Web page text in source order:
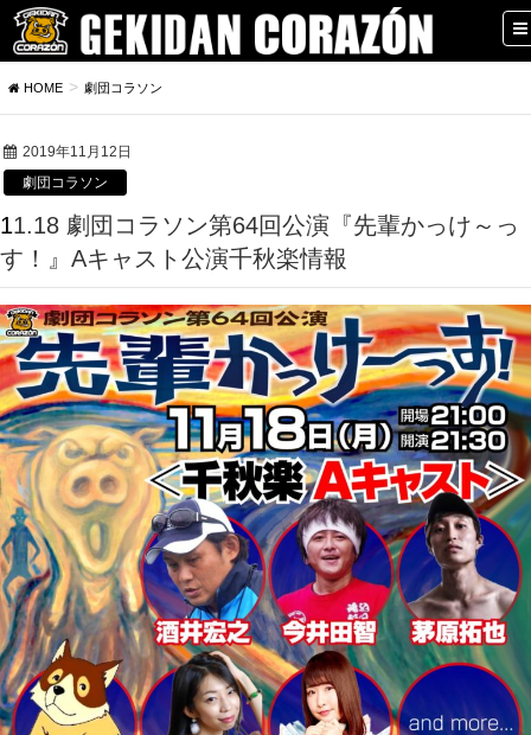
HOME 劇団コラソン
2019年11月12日
劇団コラソン
11.18 劇団コラソン第64回公演『先輩かっけ～っ
す！』Aキャスト公演千秋楽情報